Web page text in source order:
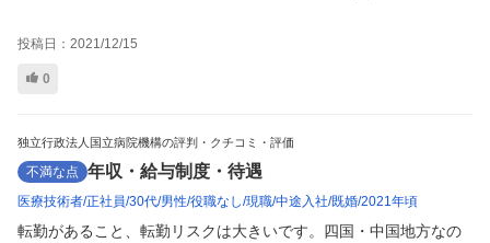
投稿日： 2021/12/15
0
独立行政法人国立病院機構の評判・クチコミ・評価
不満な点 年収・給与制度・待遇
医療技術者 正社員 30代 男性 役職なし 現職 中途入社 既婚 2021年頃
転勤があること、転勤リスクは大きいです。四国・中国地方なの